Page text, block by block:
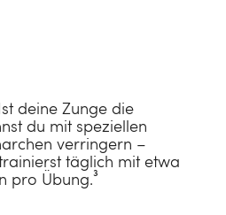
st deine Zunge die
du mit speziellen
verringern –
täglich mit etwa
pro Übung.³